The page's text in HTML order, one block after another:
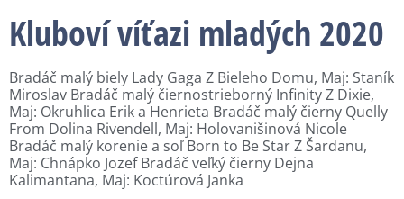
Kluboví víťazi mladých 2020
Bradáč malý biely Lady Gaga Z Bieleho Domu, Maj: Staník
Miroslav Bradáč malý čiernostrieborný Infinity Z Dixie,
Maj: Okruhlica Erik a Henrieta Bradáč malý čierny Quelly
From Dolina Rivendell, Maj: Holovanišinová Nicole
Bradáč malý korenie a soľ Born to Be Star Z Šardanu,
Maj: Chnápko Jozef Bradáč veľký čierny Dejna
Kalimantana, Maj: Koctúrová Janka